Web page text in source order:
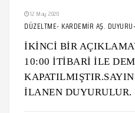
12 May 2020
DÜZELTME- KARDEMİR AŞ. DUYURU-
İKİNCİ BİR
10:00 İTİBARİ İLE
İLANEN DUYURULUR.